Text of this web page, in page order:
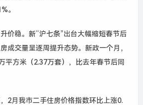
。
价稳。新“沪七条”出台大幅缩短春节后
成交量呈逐周提升态势。新政一个月，
平方米（2.37万套），比去年春节后同
2月我市二手住房价格指数环比上涨0.